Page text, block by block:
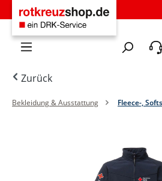
Zum Hauptinhalt springen
Zurück
Bekleidung & Ausstattung Fleece-,